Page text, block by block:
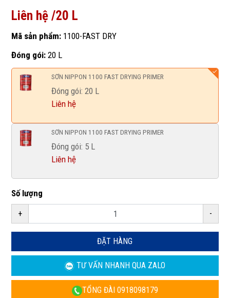
Liên hệ /20 L
Mã sản phẩm:1100-FAST DRY
Đóng gói:20 L
SƠN NIPPON 1100 FAST DRYING PRIMER
Đóng gói: 20 L
Liên hệ
SƠN NIPPON 1100 FAST DRYING PRIMER
Đóng gói: 5 L
Liên hệ
Số lượng
+ -
ĐẶT HÀNG
TƯ VẤN NHANHQUA ZALO
TỔNG ĐÀI 0918098179